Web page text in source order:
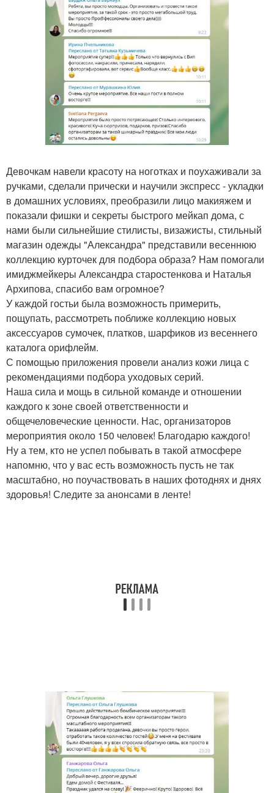
Девочкам навели красоту на ноготках и поухаживали за
ручками, сделали прически и научили экспресс - укладки
в домашних условиях, преобразили лицо макияжем и
показали фишки и секреты быстрого мейкап дома, с
нами были сильнейшие стилисты, визажисты, стильный
магазин одежды "Александра" представили весеннюю
коллекцию курточек для подбора образа? Нам помогали
имиджмейкеры Александра старостенкова и Наталья
Архипова, спасибо вам огромное?
У каждой гостьи была возможность примерить,
пощупать, рассмотреть поближе коллекцию новых
аксессуаров сумочек, платков, шарфиков из весеннего
каталога орифлейм.
С помощью приложения провели анализ кожи лица с
рекомендациями подбора уходовых серий.
Наша сила и мощь в сильной команде и отношении
каждого к зоне своей ответственности и
общечеловеческие ценности. Нас, организаторов
мероприятия около 150 человек! Благодарю каждого!
Ну а тем, кто не успел побывать в такой атмосфере
напомню, что у вас есть возможность пусть не так
масштабно, но поучаствовать в наших фотоднях и днях
здоровья! Следите за анонсами в ленте!